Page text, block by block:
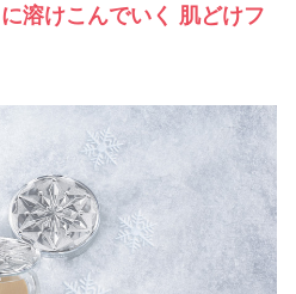
溶けこんでいく 肌どけフ